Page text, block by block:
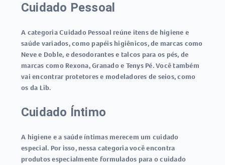
Cuidado Pessoal
A categoria Cuidado Pessoal reúne itens de higiene e
saúde variados, como papéis higiênicos, de marcas como
Neve e Doble, e desodorantes e talcos para os pés, de
marcas como Rexona, Granado e Tenys Pé. Você também
vai encontrar protetores e modeladores de seios, como
os da Lib.
Cuidado Íntimo
A higiene e a saúde íntimas merecem um cuidado
especial. Por isso, nessa categoria você encontra
produtos especialmente formulados para o cuidado